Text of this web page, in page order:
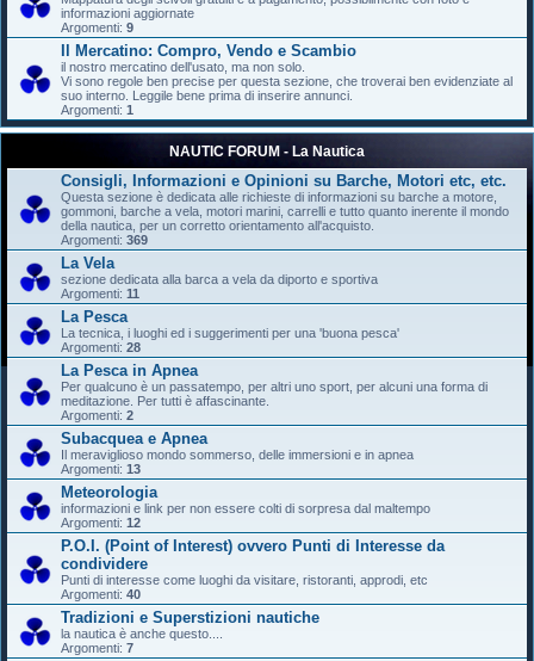
informazioni aggiornate
Argomenti: 9
Il Mercatino: Compro, Vendo e Scambio
il nostro mercatino dell'usato, ma non solo.
Vi sono regole ben precise per questa sezione, che troverai ben evidenziate al
suo interno. Leggile bene prima di inserire annunci.
Argomenti: 1
NAUTIC FORUM - La Nautica
Consigli, Informazioni e Opinioni su Barche, Motori etc, etc.
Questa sezione è dedicata alle richieste di informazioni su barche a motore,
gommoni, barche a vela, motori marini, carrelli e tutto quanto inerente il mondo
della nautica, per un corretto orientamento all'acquisto.
Argomenti: 369
La Vela
sezione dedicata alla barca a vela da diporto e sportiva
Argomenti: 11
La Pesca
La tecnica, i luoghi ed i suggerimenti per una 'buona pesca'
Argomenti: 28
La Pesca in Apnea
Per qualcuno è un passatempo, per altri uno sport, per alcuni una forma di
meditazione. Per tutti è affascinante.
Argomenti: 2
Subacquea e Apnea
Il meraviglioso mondo sommerso, delle immersioni e in apnea
Argomenti: 13
Meteorologia
informazioni e link per non essere colti di sorpresa dal maltempo
Argomenti: 12
P.O.I. (Point of Interest) ovvero Punti di Interesse da
condividere
Punti di interesse come luoghi da visitare, ristoranti, approdi, etc
Argomenti: 40
Tradizioni e Superstizioni nautiche
la nautica è anche questo....
Argomenti: 7